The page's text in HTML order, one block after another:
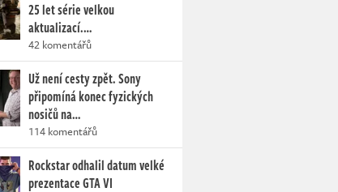
25 let série velkou
aktualizací.…
42 komentářů
Už není cesty zpět. Sony
připomíná konec fyzických
nosičů na…
114 komentářů
Rockstar odhalil datum velké
prezentace GTA VI